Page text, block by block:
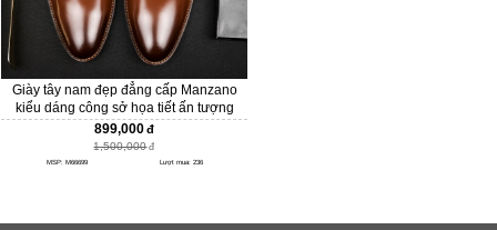
Giày tây nam đẹp đẳng cấp Manzano
kiểu dáng công sở họa tiết ấn tượng
M66699 Copy
899,000
1,500,000
MSP: M66699 Lượt mua: 236